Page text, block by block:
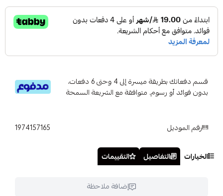
قسم دفعاتك بطريقة ميسرة إلى 4 وحتى 6 دفعات،
بدون فوائد أو رسوم. متوافقة مع الشريعة السمحة
رقم الموديل 1974157165
الخيارات التفاصيل التقييمات
إضافة ملاحظة